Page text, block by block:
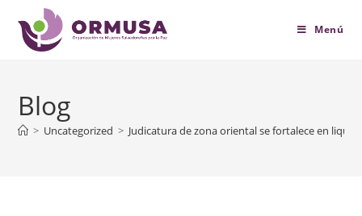
contenido
Menú
Blog
> Uncategorized > Judicatura de zona oriental se fortalece en